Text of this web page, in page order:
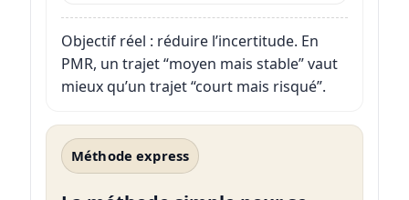
Objectif réel : réduire l’incertitude. En
PMR, un trajet “moyen mais stable” vaut
mieux qu’un trajet “court mais risqué”.
Méthode express